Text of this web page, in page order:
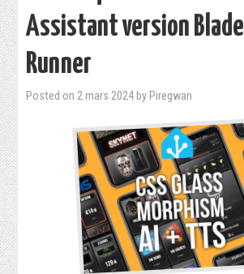
Assistant version Blade
Runner
Posted on 2 mars 2024 by Piregwan